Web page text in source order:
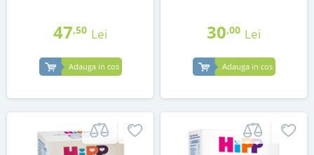
47,50 Lei
Adauga in cos
30,00 Lei
Adauga in cos